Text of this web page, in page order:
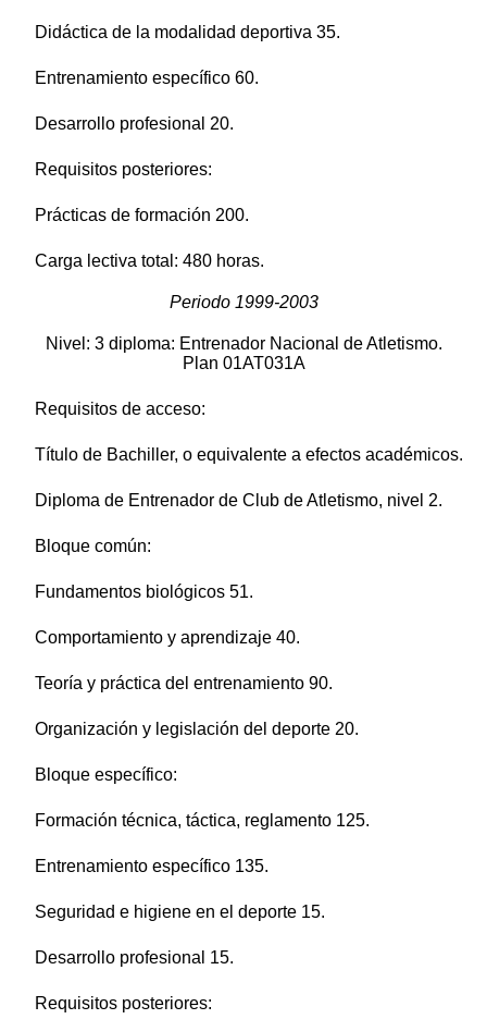
Didáctica de la modalidad deportiva 35.
Entrenamiento específico 60.
Desarrollo profesional 20.
Requisitos posteriores:
Prácticas de formación 200.
Carga lectiva total: 480 horas.
Periodo 1999-2003
Nivel: 3 diploma: Entrenador Nacional de Atletismo.
Plan 01AT031A
Requisitos de acceso:
Título de Bachiller, o equivalente a efectos académicos.
Diploma de Entrenador de Club de Atletismo, nivel 2.
Bloque común:
Fundamentos biológicos 51.
Comportamiento y aprendizaje 40.
Teoría y práctica del entrenamiento 90.
Organización y legislación del deporte 20.
Bloque específico:
Formación técnica, táctica, reglamento 125.
Entrenamiento específico 135.
Seguridad e higiene en el deporte 15.
Desarrollo profesional 15.
Requisitos posteriores: